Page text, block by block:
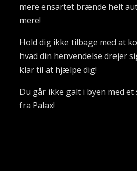
mere ensartet brænde helt
mere!
Hold dig ikke tilbage med at
hvad din henvendelse drejer
klar til at hjælpe dig!
Du går ikke galt i byen med
fra Palax!